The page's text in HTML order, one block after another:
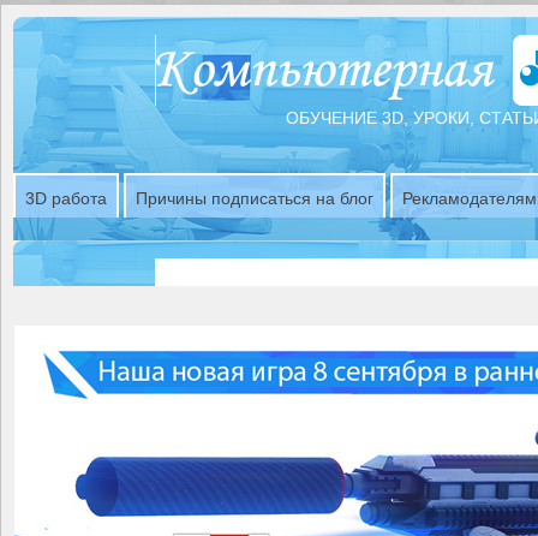
ОБУЧЕНИЕ 3D, УРОКИ,
3D работа Причины подписаться на блог Рекламодателям